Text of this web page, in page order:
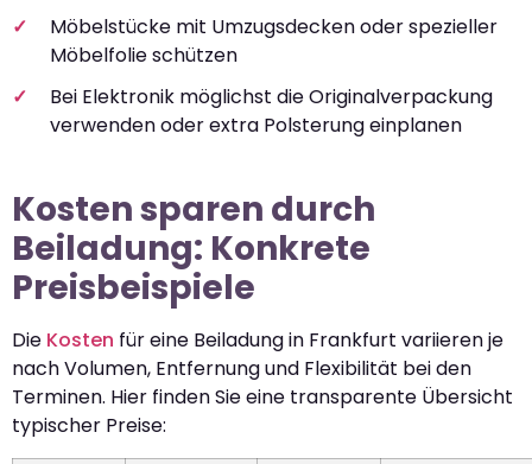
Möbelstücke mit Umzugsdecken oder spezieller
Möbelfolie schützen
Bei Elektronik möglichst die Originalverpackung
verwenden oder extra Polsterung einplanen
Kosten sparen durch
Beiladung: Konkrete
Preisbeispiele
Die Kosten für eine Beiladung in Frankfurt variieren je
nach Volumen, Entfernung und Flexibilität bei den
Terminen. Hier finden Sie eine transparente Übersicht
typischer Preise: